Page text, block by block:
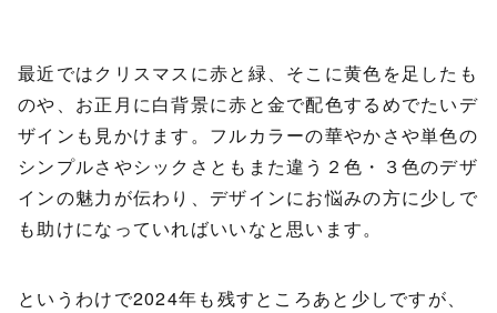
最近ではクリスマスに赤と緑、そこに黄色を足したも
のや、お正月に白背景に赤と金で配色するめでたいデ
ザインも見かけます。フルカラーの華やかさや単色の
シンプルさやシックさともまた違う２色・３色のデザ
インの魅力が伝わり、デザインにお悩みの方に少しで
も助けになっていればいいなと思います。
というわけで2024年も残すところあと少しですが、